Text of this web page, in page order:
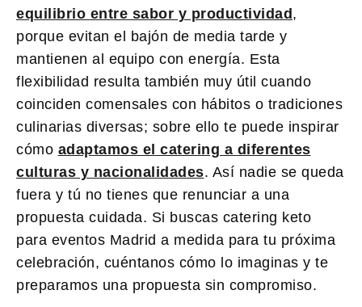
equilibrio entre sabor y productividad,
porque evitan el bajón de media tarde y
mantienen al equipo con energía. Esta
flexibilidad resulta también muy útil cuando
coinciden comensales con hábitos o tradiciones
culinarias diversas; sobre ello te puede inspirar
cómo adaptamos el catering a diferentes
culturas y nacionalidades. Así nadie se queda
fuera y tú no tienes que renunciar a una
propuesta cuidada. Si buscas catering keto
para eventos Madrid a medida para tu próxima
celebración, cuéntanos cómo lo imaginas y te
preparamos una propuesta sin compromiso.